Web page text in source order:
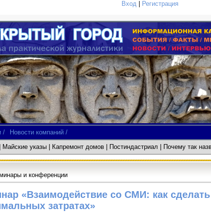
Вход| Регистрация
/
Новости компаний /
| Майские указы Капремонт домов | Постиндастриал | Почему так
и конференции
«Взаимодействие со СМИ: как
затратах»